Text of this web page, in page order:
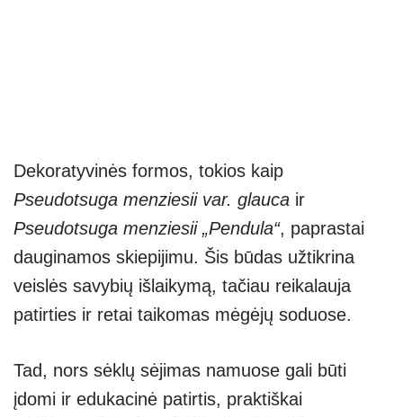
Dekoratyvinės formos, tokios kaip
Pseudotsuga menziesii var. glauca ir
Pseudotsuga menziesii „Pendula“, paprastai
dauginamos skiepijimu. Šis būdas užtikrina
veislės savybių išlaikymą, tačiau reikalauja
patirties ir retai taikomas mėgėjų soduose.
Tad, nors sėklų sėjimas namuose gali būti
įdomi ir edukacinė patirtis, praktiškai